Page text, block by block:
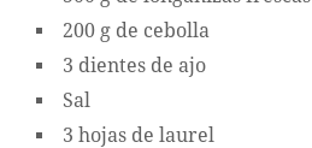
200 g de cebolla
3 dientes de ajo
Sal
3 hojas de laurel